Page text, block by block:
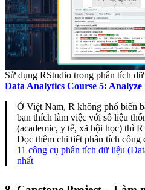
Sử dụng RStudio trong phân tích
Data Analytics Course 5:
Ở Việt Nam, R không phổ biến
bạn thích làm việc với số liệu
(academic, y tế, xã hội học) thì
Đọc thêm chi tiết phân tích công
11 công cụ phân tích dữ liệu
nhất